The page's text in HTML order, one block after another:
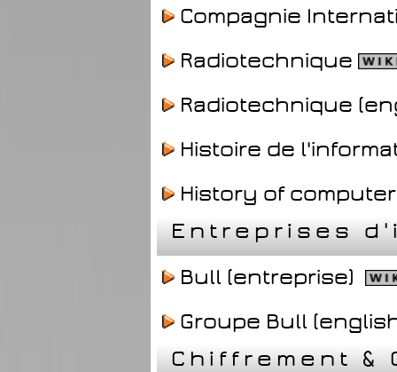
Compagnie
Radiotechnique
Radiotechnique
Histoire de
History of
Entreprises
Bull (entreprise)
Groupe Bull
Chiffrement &